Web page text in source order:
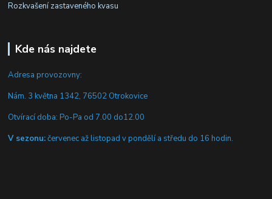
Rozkvašení zastaveného kvasu
Kde nás najdete
Adresa provozovny:
Nám. 3 května 1342, 76502 Otrokovice
Otvírací doba: Po-Pa od 7.00 do12.00
V sezonu:červenec až listopad v pondělí a středu do 16 hodin.